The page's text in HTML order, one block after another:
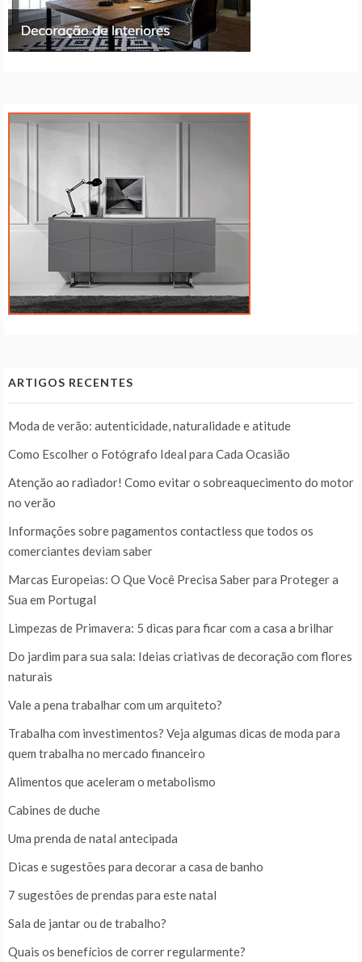
ARTIGOS RECENTES
Moda de verão: autenticidade, naturalidade e atitude
Como Escolher o Fotógrafo Ideal para Cada Ocasião
Atenção ao radiador! Como evitar o sobreaquecimento do motor
no verão
Informações sobre pagamentos contactless que todos os
comerciantes deviam saber
Marcas Europeias: O Que Você Precisa Saber para Proteger a
Sua em Portugal
Limpezas de Primavera: 5 dicas para ficar com a casa a brilhar
Do jardim para sua sala: Ideias criativas de decoração com flores
naturais
Vale a pena trabalhar com um arquiteto?
Trabalha com investimentos? Veja algumas dicas de moda para
quem trabalha no mercado financeiro
Alimentos que aceleram o metabolismo
Cabines de duche
Uma prenda de natal antecipada
Dicas e sugestões para decorar a casa de banho
7 sugestões de prendas para este natal
Sala de jantar ou de trabalho?
Quais os benefícios de correr regularmente?